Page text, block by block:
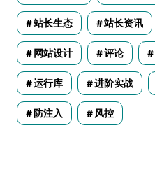
站长生态 站长资讯
网站设计 评论
运行库 进阶实战
防注入 风控